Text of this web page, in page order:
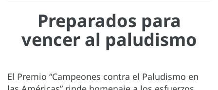
Preparados para
vencer al paludismo
El Premio “Campeones contra el Paludismo en